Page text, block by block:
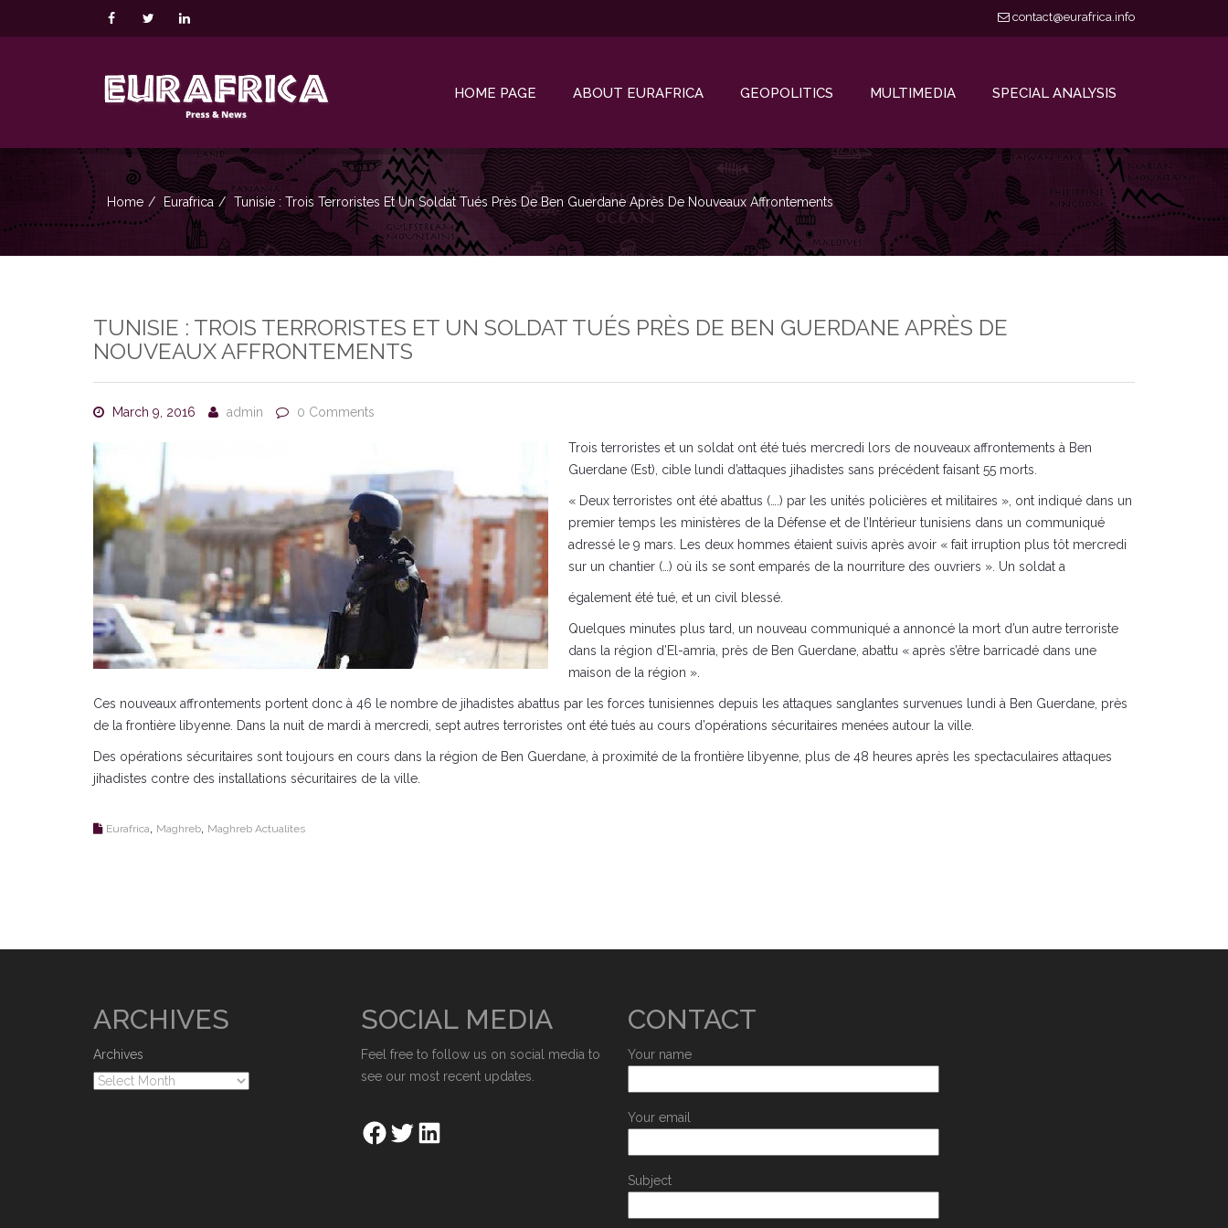
contact@eurafrica.info
HOME PAGE ABOUT EURAFRICA GEOPOLITICS MULTIMEDIA SPECIAL ANALYSIS
Home Eurafrica Tunisie : Trois Terroristes Et Un Soldat Tués Près De Ben Guerdane Après De Nouveaux Affrontements
TUNISIE : TROIS TERRORISTES ET UN SOLDAT TUÉS PRÈS DE BEN GUERDANE APRÈS DE
NOUVEAUX AFFRONTEMENTS
March 9, 2016 admin 0 Comments
Trois terroristes et un soldat ont été tués mercredi lors de nouveaux affrontements à Ben
Guerdane (Est), cible lundi d’attaques jihadistes sans précédent faisant 55 morts.
« Deux terroristes ont été abattus (….) par les unités policières et militaires », ont indiqué dans un
premier temps les ministères de la Défense et de l’Intérieur tunisiens dans un communiqué
adressé le 9 mars. Les deux hommes étaient suivis après avoir « fait irruption plus tôt mercredi
sur un chantier (…) où ils se sont emparés de la nourriture des ouvriers ». Un soldat a
également été tué, et un civil blessé.
Quelques minutes plus tard, un nouveau communiqué a annoncé la mort d’un autre terroriste
dans la région d’El-amria, près de Ben Guerdane, abattu « après s’être barricadé dans une
maison de la région ».
Ces nouveaux affrontements portent donc à 46 le nombre de jihadistes abattus par les forces tunisiennes depuis les attaques sanglantes survenues lundi à Ben Guerdane, près
de la frontière libyenne. Dans la nuit de mardi à mercredi, sept autres terroristes ont été tués au cours d’opérations sécuritaires menées autour la ville.
Des opérations sécuritaires sont toujours en cours dans la région de Ben Guerdane, à proximité de la frontière libyenne, plus de 48 heures après les spectaculaires attaques
jihadistes contre des installations sécuritaires de la ville.
Eurafrica Maghreb Maghreb Actualites
ARCHIVES
Archives
SOCIAL MEDIA
Feel free to follow us on social media to
see our most recent updates.
CONTACT
Your name
Your email
Subject